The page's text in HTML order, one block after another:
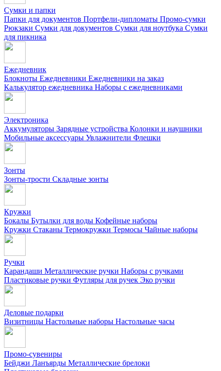
Сумки и папки
Папки для документов Портфели-дипломаты Промо-сумки
Рюкзаки Сумки для документов Сумки для ноутбука Сумки
для пикника
Ежедневник
Блокноты Ежедневники Ежедневники на заказ
Калькулятор ежедневника Наборы с ежедневниками
Электроника
Аккумуляторы Зарядные устройства Колонки и наушники
Мобильные аксессуары Увлажнители Флешки
Зонты
Зонты-трости Складные зонты
Кружки
Бокалы Бутылки для воды Кофейные наборы
Кружки Стаканы Термокружки Термосы Чайные наборы
Ручки
Карандаши Металлические ручки Наборы с ручками
Пластиковые ручки Футляры для ручек Эко ручки
Деловые подарки
Визитницы Настольные наборы Настольные часы
Промо-сувениры
Бейджи Ланъярды Металлические брелоки